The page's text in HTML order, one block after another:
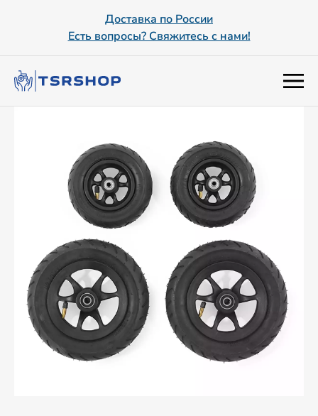
Доставка по России
Есть вопросы? Свяжитесь с нами!